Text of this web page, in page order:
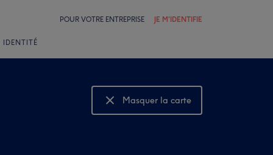
POUR VOTRE ENTREPRISE JE M'IDENTIFIE
IDENTITÉ
Masquer la carte
Montrer la carte